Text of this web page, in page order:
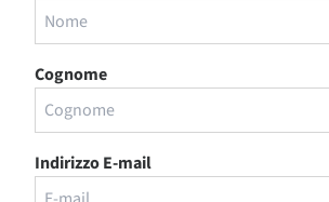
Cognome
Indirizzo E-mail